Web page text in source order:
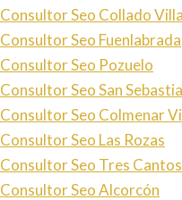
Consultor Seo Collado
Consultor Seo Fuenlabrada
Consultor Seo Pozuelo
Consultor Seo San
Consultor Seo Colmenar
Consultor Seo Las Rozas
Consultor Seo Tres Cantos
Consultor Seo Alcorcón